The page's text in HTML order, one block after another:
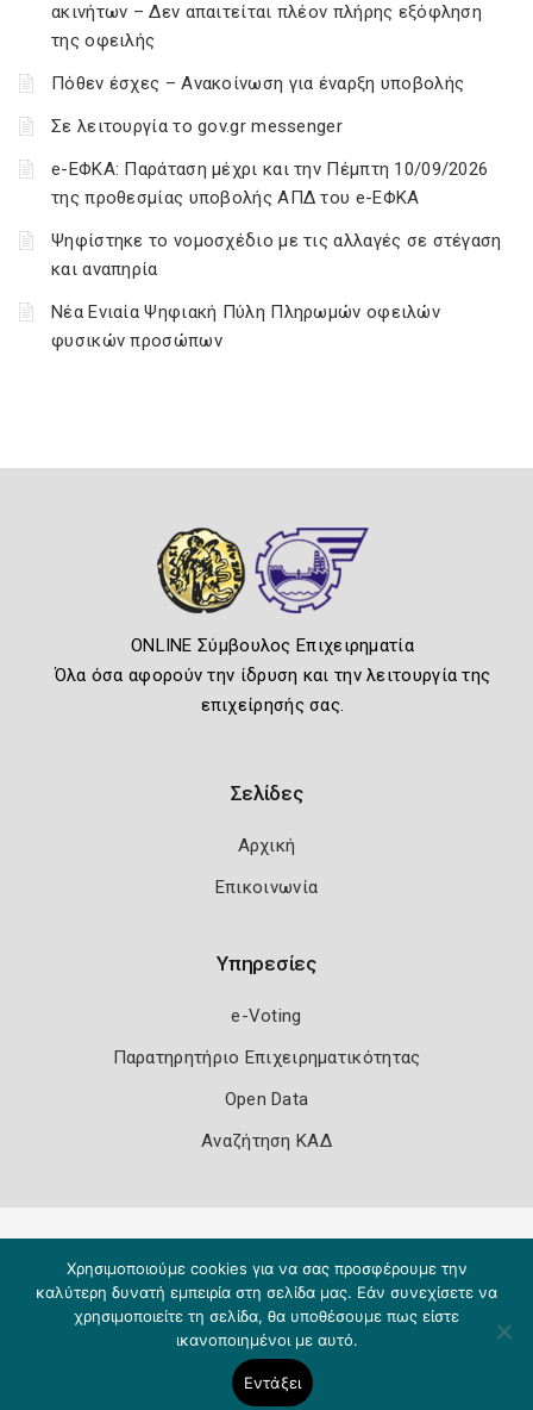
ακινήτων – Δεν απαιτείται πλέον πλήρης εξόφληση
της οφειλής
Πόθεν έσχες – Ανακοίνωση για έναρξη υποβολής
Σε λειτουργία το gov.gr messenger
e-ΕΦΚΑ: Παράταση μέχρι και την Πέμπτη 10/09/2026
της προθεσμίας υποβολής ΑΠΔ του e-ΕΦΚΑ
Ψηφίστηκε το νομοσχέδιο με τις αλλαγές σε στέγαση
και αναπηρία
Νέα Ενιαία Ψηφιακή Πύλη Πληρωμών οφειλών
φυσικών προσώπων
ONLINE Σύμβουλος Επιχειρηματία
Όλα όσα αφορούν την ίδρυση και την λειτουργία της
επιχείρησής σας.
Σελίδες
Αρχική
Επικοινωνία
Υπηρεσίες
e-Voting
Παρατηρητήριο Επιχειρηματικότητας
Open Data
Αναζήτηση ΚΑΔ
Χρησιμοποιούμε cookies για να σας προσφέρουμε την
καλύτερη δυνατή εμπειρία στη σελίδα μας. Εάν συνεχίσετε να
χρησιμοποιείτε τη σελίδα, θα υποθέσουμε πως είστε
ικανοποιημένοι με αυτό.
Εντάξει
Copyright 2026 Knowledge A.E.